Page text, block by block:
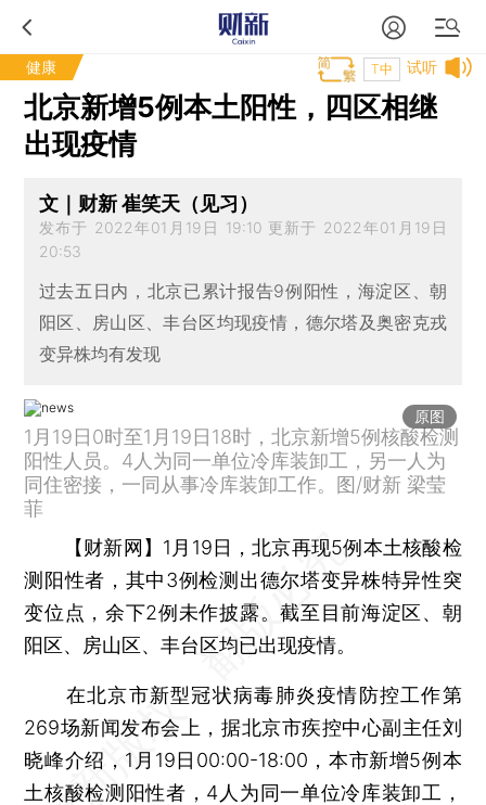
健康 试听
T中
北京新增5例本土阳性，四区相继
出现疫情
文｜财新 崔笑天（见习）
发布于 2022年01月19日 19:10 更新于 2022年01月19日
20:53
过去五日内，北京已累计报告9例阳性，海淀区、朝
阳区、房山区、丰台区均现疫情，德尔塔及奥密克戎
变异株均有发现
原图
1月19日0时至1月19日18时，北京新增5例核酸检测
阳性人员。4人为同一单位冷库装卸工，另一人为
同住密接，一同从事冷库装卸工作。图/财新 梁莹
菲
【财新网】 1月19日，北京再现5例本土核酸检
测阳性者，其中3例检测出德尔塔变异株特异性突
变位点，余下2例未作披露。截至目前海淀区、朝
阳区、房山区、丰台区均已出现疫情。
在北京市新型冠状病毒肺炎疫情防控工作第
269场新闻发布会上，据北京市疾控中心副主任刘
晓峰介绍，1月19日00:00-18:00，本市新增5例本
土核酸检测阳性者，4人为同一单位冷库装卸工，